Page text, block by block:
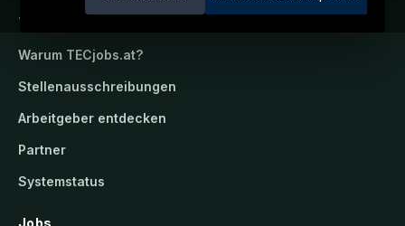
TECjobs.at
Warum TECjobs.at?
Stellenausschreibungen
Arbeitgeber entdecken
Partner
Systemstatus